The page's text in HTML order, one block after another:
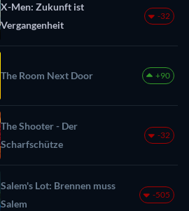
X-Men: Zukunft ist
Vergangenheit
-32
The Room Next Door +90
The Shooter - Der
Scharfschütze
-32
Salem's Lot: Brennen muss
Salem
-505